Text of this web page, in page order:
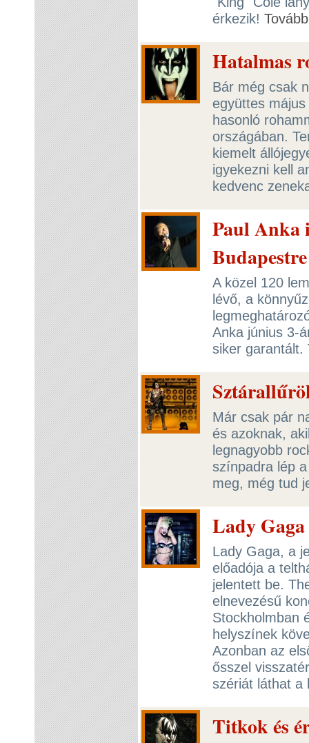
érkezik! Tovább
Hatalmas
Bár még csak
együttes
hasonló
országában.
kiemelt
igyekezni kell
kedvenc
Paul Anka
Budapestre
A közel 120
lévő, a
Anka június 3-
siker garantált.
Már csak pár
és azoknak,
legnagyobb
színpadra lép
meg, még tud
Lady
Lady Gaga, a
előadója a
jelentett be.
elnevezésű
Stockholmban
helyszínek
Azonban az
ősszel
szériát láthat
Titkok és